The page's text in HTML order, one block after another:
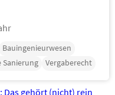
Bauingenieurwesen
Sanierung Vergaberecht